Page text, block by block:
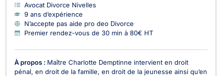
Avocat Divorce Nivelles
9 ans d’expérience
N’accepte pas aide pro deo Divorce
Premier rendez-vous de 30 min à 80€ HT
À propos : Maître Charlotte Demptinne intervient en droit
pénal, en droit de la famille, en droit de la jeunesse ainsi qu’en